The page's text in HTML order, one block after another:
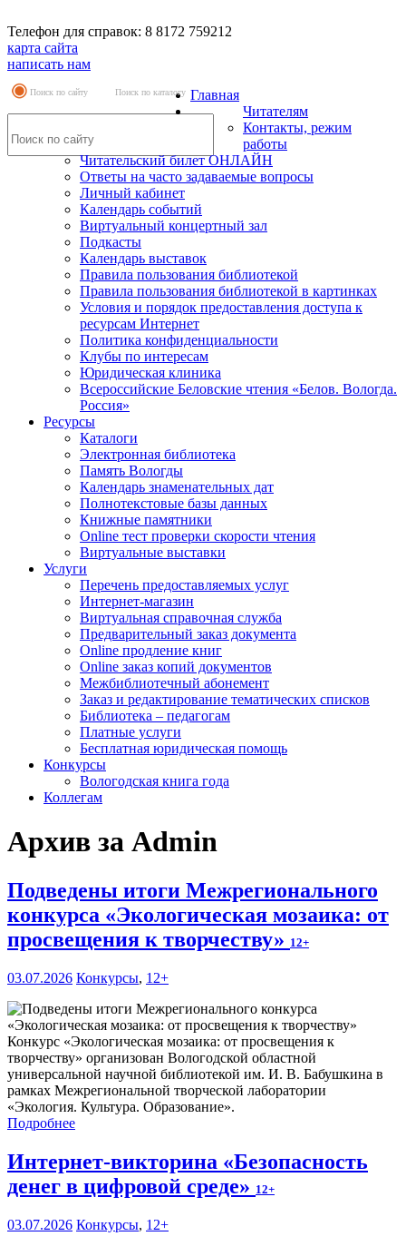
Телефон для справок: 8 8172 759212
карта сайта
написать нам
Поиск по сайту Поиск по каталогу Главная
Читателям
Контакты, режим
работы
Читательский билет ОНЛАЙН
Ответы на часто задаваемые вопросы
Личный кабинет
Календарь событий
Виртуальный концертный зал
Подкасты
Календарь выставок
Правила пользования библиотекой
Правила пользования библиотекой в картинках
Условия и порядок предоставления доступа к
ресурсам Интернет
Политика конфиденциальности
Клубы по интересам
Юридическая клиника
Всероссийские Беловские чтения «Белов. Вологда.
Россия»
Ресурсы
Каталоги
Электронная библиотека
Память Вологды
Календарь знаменательных дат
Полнотекстовые базы данных
Книжные памятники
Online тест проверки скорости чтения
Виртуальные выставки
Услуги
Перечень предоставляемых услуг
Интернет-магазин
Виртуальная справочная служба
Предварительный заказ документа
Online продление книг
Online заказ копий документов
Межбиблиотечный абонемент
Заказ и редактирование тематических списков
Библиотека – педагогам
Платные услуги
Бесплатная юридическая помощь
Конкурсы
Вологодская книга года
Коллегам
Архив за Admin
Подведены итоги Межрегионального
конкурса «Экологическая мозаика: от
просвещения к творчеству» 12+
03.07.2026 Конкурсы, 12+
Конкурс «Экологическая мозаика: от просвещения к
творчеству» организован Вологодской областной
универсальной научной библиотекой им. И. В. Бабушкина в
рамках Межрегиональной творческой лаборатории
«Экология. Культура. Образование».
Подробнее
Интернет-викторина «Безопасность
денег в цифровой среде» 12+
03.07.2026 Конкурсы, 12+